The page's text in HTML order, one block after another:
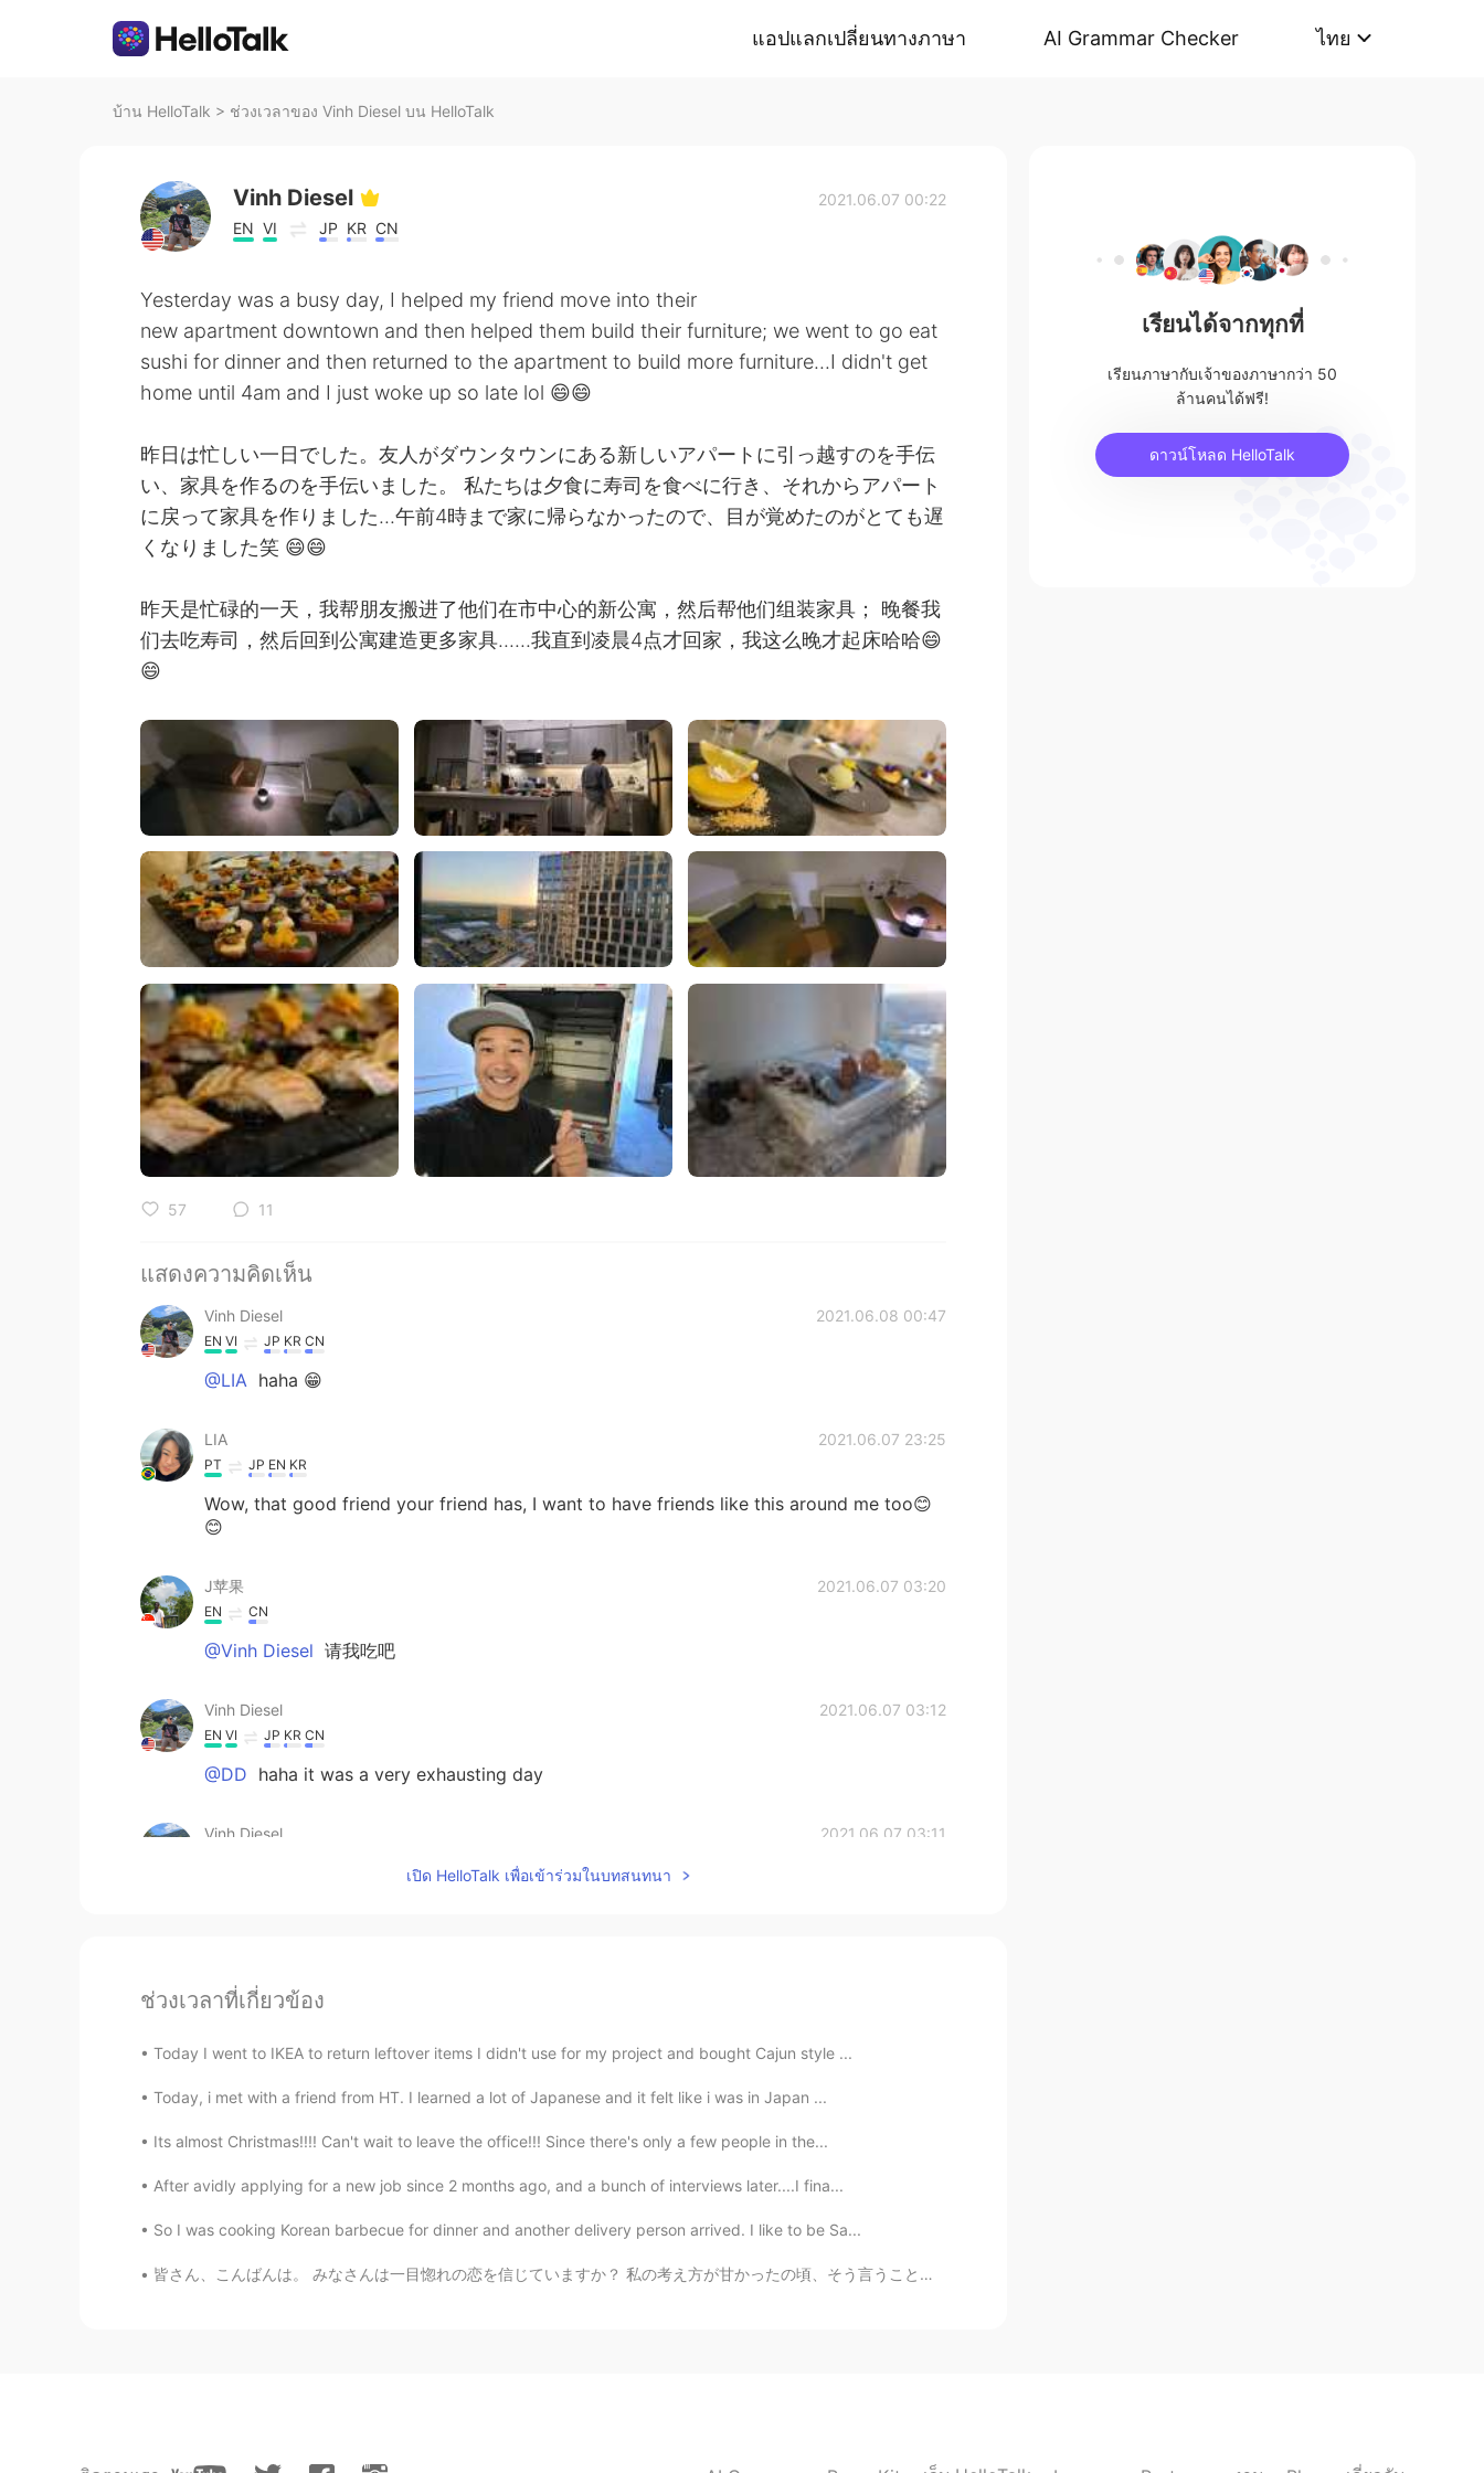
แอปแลกเปลี่ยนทางภาษา AI Grammar Checker ไทย
บ้าน HelloTalk > ช่วงเวลาของ Vinh Diesel บน HelloTalk
Vinh Diesel
EN VI JP KR CN
2021.06.07 00:22
Yesterday was a busy day, I helped my friend move into their
new apartment downtown and then helped them build their furniture; we went to go eat
sushi for dinner and then returned to the apartment to build more furniture...I didn't get
home until 4am and I just woke up so late lol 😄😄
昨日は忙しい一日でした。友人がダウンタウンにある新しいアパートに引っ越すのを手伝
い、家具を作るのを手伝いました。 私たちは夕食に寿司を食べに行き、それからアパート
に戻って家具を作りました...午前4時まで家に帰らなかったので、目が覚めたのがとても遅
くなりました笑 😄😄
昨天是忙碌的一天，我帮朋友搬进了他们在市中心的新公寓，然后帮他们组装家具； 晚餐我
们去吃寿司，然后回到公寓建造更多家具......我直到凌晨4点才回家，我这么晚才起床哈哈😄
😄
57 11
แสดงความคิดเห็น
Vinh Diesel 2021.06.08 00:47
EN VI JP KR CN
@LIA haha 😁
LIA 2021.06.07 23:25
PT JP EN KR
Wow, that good friend your friend has, I want to have friends like this around me too😊
😊
J苹果 2021.06.07 03:20
EN CN
@Vinh Diesel 请我吃吧
Vinh Diesel 2021.06.07 03:12
EN VI JP KR CN
@DD haha it was a very exhausting day
Vinh Diesel 2021.06.07 03:11
VI
CN EN
Impressive
JP EN
これは創作寿司だね😊美味しそう！✨お疲れさまです🥰
เปิด HelloTalk เพื่อเข้าร่วมในบทสนทนา
ช่วงเวลาที่เกี่ยวข้อง
Today I went to IKEA to return leftover items I didn't use for my project and bought Cajun style ...
Today, i met with a friend from HT. I learned a lot of Japanese and it felt like i was in Japan ...
Its almost Christmas!!!! Can't wait to leave the office!!! Since there's only a few people in the...
After avidly applying for a new job since 2 months ago, and a bunch of interviews later....I fina...
So I was cooking Korean barbecue for dinner and another delivery person arrived. I like to be Sa...
皆さん、こんばんは。 みなさんは一目惚れの恋を信じていますか？ 私の考え方が甘かったの頃、そう言うことを信じました。 でも、やっぱり、人と付き合いの時、格好じゃなくて、中身が一番大事だと思います...
เรียนได้จากทุกที่
เรียนภาษากับเจ้าของภาษากว่า 50
ล้านคนได้ฟรี!
ดาวน์โหลด HelloTalk